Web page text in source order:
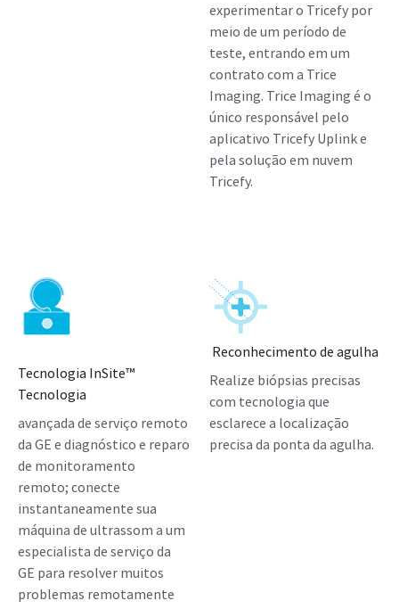
experimentar o Tricefy por
meio de um período de
teste, entrando em um
contrato com a Trice
Imaging. Trice Imaging é o
único responsável pelo
aplicativo Tricefy Uplink e
pela solução em nuvem
Tricefy.
Tecnologia InSite™
Tecnologia
avançada de serviço remoto
da GE e diagnóstico e reparo
de monitoramento
remoto; conecte
instantaneamente sua
máquina de ultrassom a um
especialista de serviço da
GE para resolver muitos
problemas remotamente
Reconhecimento de agulha
Realize biópsias precisas
com tecnologia que
esclarece a localização
precisa da ponta da agulha.